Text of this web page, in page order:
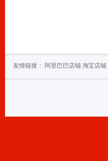
友情链接： 阿里巴巴店铺 淘宝店铺